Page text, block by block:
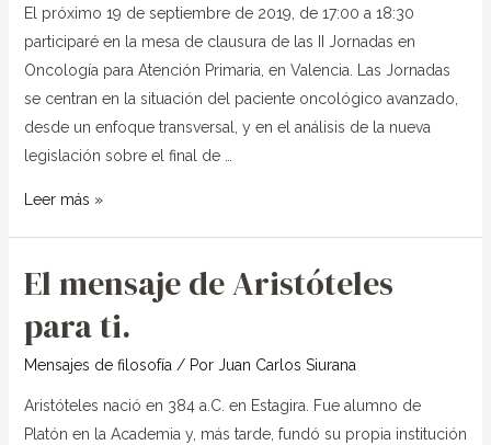
El próximo 19 de septiembre de 2019, de 17:00 a 18:30
participaré en la mesa de clausura de las II Jornadas en
Oncología para Atención Primaria, en Valencia. Las Jornadas
se centran en la situación del paciente oncológico avanzado,
desde un enfoque transversal, y en el análisis de la nueva
legislación sobre el final de …
en
las
II
Jornadas
en
Oncología
Atención
Primaria,
Valencia.
Leer más »
El mensaje de Aristóteles
para ti.
Mensajes de filosofía/ Por Juan Carlos Siurana
Aristóteles nació en 384 a.C. en Estagira. Fue alumno de
Platón en la Academia y, más tarde, fundó su propia institución
El
de
Aristóteles
ti.